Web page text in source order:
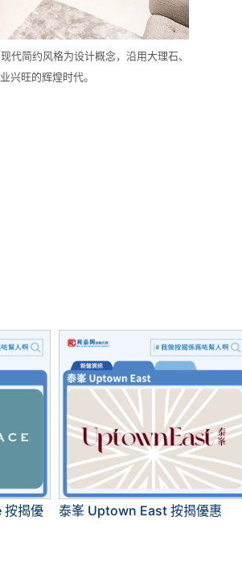
代简约风格为设计概念，沿用大理石、
兴旺的辉煌时代。
按揭優
泰峯 Uptown East 按揭優惠